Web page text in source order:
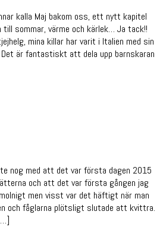
kalla Maj bakom oss, ett nytt kapitel
till sommar, värme och kärlek… Ja tack!!
mina killar har varit i Italien med sin
är fantastiskt att dela upp barnskaran
nog med att det var första dagen 2015
och att det var första gången jag
men visst var det häftigt när man
och fåglarna plötsligt slutade att kvittra.